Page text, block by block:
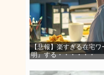
【悲報】楽すぎる在宅ワ
明』する・・・・・・